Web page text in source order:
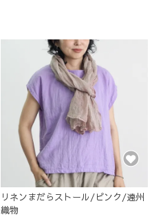
リネンまだらストール/ピンク/遠州
織物